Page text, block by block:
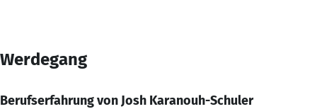
Werdegang
Berufserfahrung von Josh Karanouh-Schuler